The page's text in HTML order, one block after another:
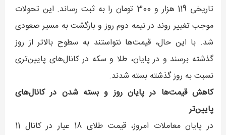
تاریخی 119 هزار و 300 تومان را به ثبت رساند. این تحولات
موجب تغییر روند در نیمه دوم روز و بازگشت به مسیر صعودی
شد. با این حال، قیمت‌ها نتواستند به سطوح بالاتر از روز
گذشته برسند و در پایان، طلا و سکه در کانال‌های پایین‌تری
نسبت به روز گذشته بسته شدند.
کاهش قیمت‌ها در پایان روز و بسته شدن در کانال‌های
پایین‌تر
در پایان معاملات امروز، قیمت طلای 18 عیار در کانال 11